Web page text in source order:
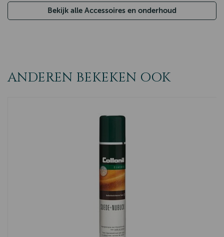
Bekijk alle Accessoires en onderhoud
ANDEREN BEKEKEN OOK